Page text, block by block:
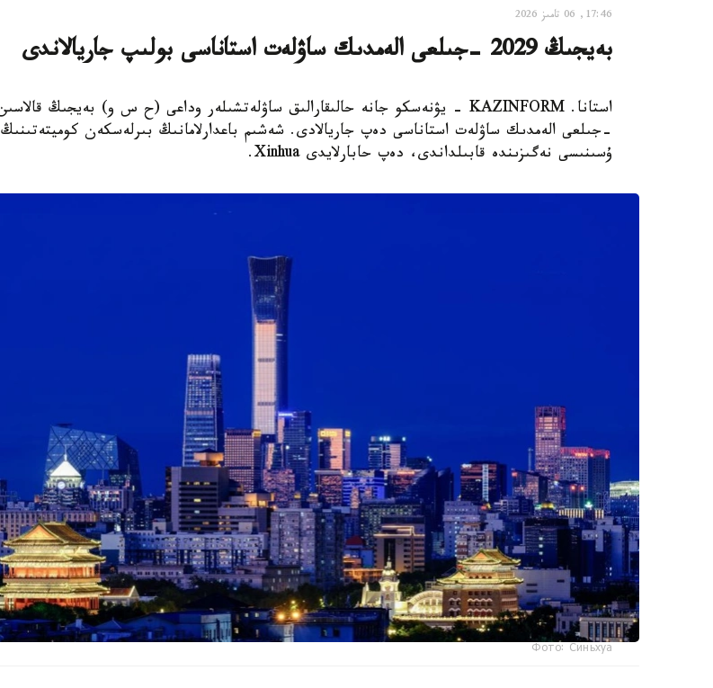
17:46, 06 تامىز 2026
بەيجىڭ 2029 -جىلعى الەمدىك ساۋلەت استاناسى بولىپ جاريالاندى
-جىلعى الەمدىك ساۋلەت استاناسى دەپ جاريالادى. شەشىم باعدارلامانىڭ بىرلەسكەن كوميتەتىنىڭ
ۇسىنىسى نەگىزىندە قابىلداندى، دەپ حابارلايدى Xinhua.
Фото: Синьхуа